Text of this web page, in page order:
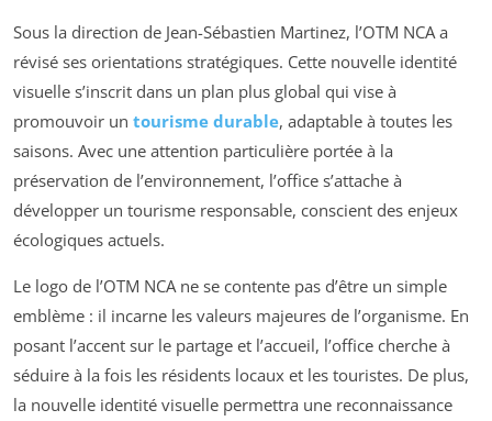
Sous la direction de Jean-Sébastien Martinez, l’OTM NCA a
révisé ses orientations stratégiques. Cette nouvelle identité
visuelle s’inscrit dans un plan plus global qui vise à
promouvoir un tourisme durable, adaptable à toutes les
saisons. Avec une attention particulière portée à la
préservation de l’environnement, l’office s’attache à
développer un tourisme responsable, conscient des enjeux
écologiques actuels.
Le logo de l’OTM NCA ne se contente pas d’être un simple
emblème : il incarne les valeurs majeures de l’organisme. En
posant l’accent sur le partage et l’accueil, l’office cherche à
séduire à la fois les résidents locaux et les touristes. De plus,
la nouvelle identité visuelle permettra une reconnaissance